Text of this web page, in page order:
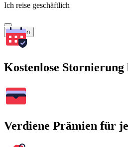
Ich reise geschäftlich
Suchen
Kostenlose Stornierung
Verdiene Prämien für